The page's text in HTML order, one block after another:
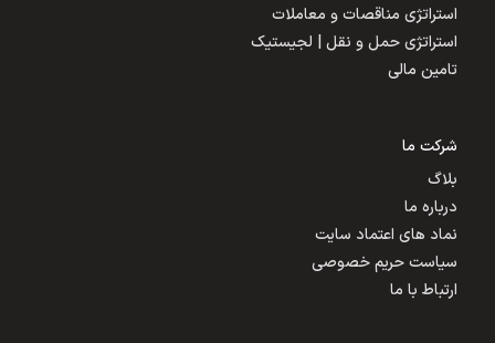
استراتژی مناقصات و معاملات
استراتژی حمل و نقل | لجیستیک
تامین مالی
شرکت ما
بلاگ
درباره ما
نماد های اعتماد سایت
سیاست حریم خصوصی
ارتباط با ما